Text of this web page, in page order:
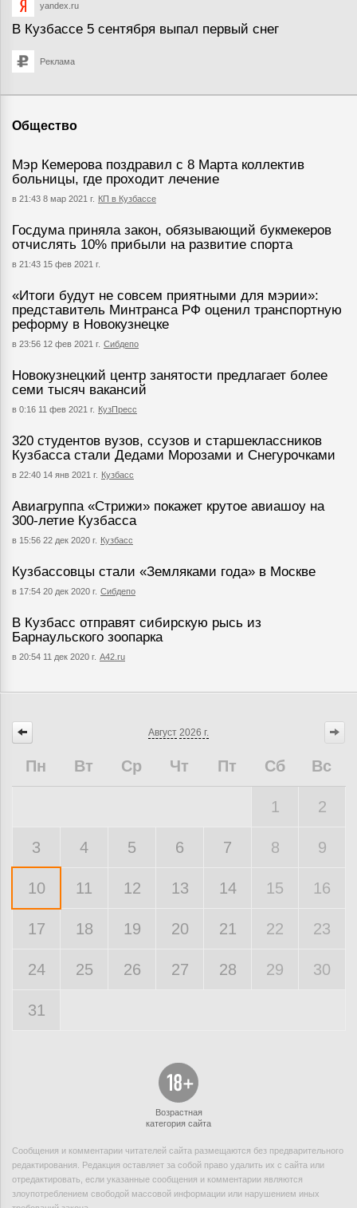
yandex.ru
В Кузбассе 5 сентября выпал первый снег
Реклама
Общество
Мэр Кемерова поздравил с 8 Марта коллектив
больницы, где проходит лечение
в 21:43 8 мар 2021 г. КП в Кузбассе
Госдума приняла закон, обязывающий букмекеров
отчислять 10% прибыли на развитие спорта
в 21:43 15 фев 2021 г.
«Итоги будут не совсем приятными для мэрии»:
представитель Минтранса РФ оценил транспортную
реформу в Новокузнецке
в 23:56 12 фев 2021 г. Сибдепо
Новокузнецкий центр занятости предлагает более
семи тысяч вакансий
в 0:16 11 фев 2021 г. КузПресс
320 студентов вузов, ссузов и старшеклассников
Кузбасса стали Дедами Морозами и Снегурочками
в 22:40 14 янв 2021 г. Кузбасс
Авиагруппа «Стрижи» покажет крутое авиашоу на
300-летие Кузбасса
в 15:56 22 дек 2020 г. Кузбасс
Кузбассовцы стали «Земляками года» в Москве
в 17:54 20 дек 2020 г. Сибдепо
В Кузбасс отправят сибирскую рысь из
Барнаульского зоопарка
в 20:54 11 дек 2020 г. А42.ru
Август 2026 г.
Пн Вт Ср Чт Пт Сб Вс
1 2
3 4 5 6 7 8 9
10 11 12 13 14 15 16
17 18 19 20 21 22 23
24 25 26 27 28 29 30
31
Возрастная
категория сайта
Сообщения и комментарии читателей сайта размещаются без предварительного
редактирования. Редакция оставляет за собой право удалить их с сайта или
отредактировать, если указанные сообщения и комментарии являются
злоупотреблением свободой массовой информации или нарушением иных